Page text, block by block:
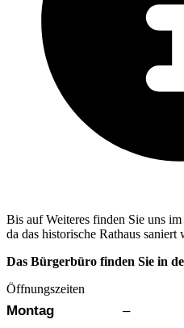
Bis auf Weiteres finden Sie uns
da das historische Rathaus saniert
Das Bürgerbüro finden Sie in
Öffnungszeiten
Wochentag Vormittag
Montag –